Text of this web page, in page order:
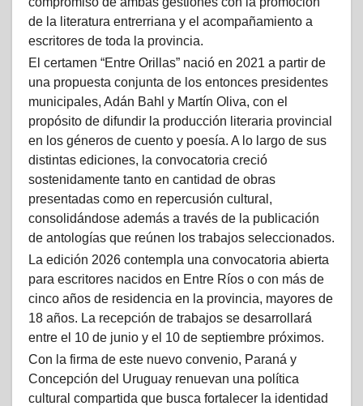
de la literatura entrerriana y el acompañamiento a
escritores de toda la provincia.
El certamen “Entre Orillas” nació en 2021 a partir de
una propuesta conjunta de los entonces presidentes
municipales, Adán Bahl y Martín Oliva, con el
propósito de difundir la producción literaria provincial
en los géneros de cuento y poesía. A lo largo de sus
distintas ediciones, la convocatoria creció
sostenidamente tanto en cantidad de obras
presentadas como en repercusión cultural,
consolidándose además a través de la publicación
de antologías que reúnen los trabajos seleccionados.
La edición 2026 contempla una convocatoria abierta
para escritores nacidos en Entre Ríos o con más de
cinco años de residencia en la provincia, mayores de
18 años. La recepción de trabajos se desarrollará
entre el 10 de junio y el 10 de septiembre próximos.
Con la firma de este nuevo convenio, Paraná y
Concepción del Uruguay renuevan una política
cultural compartida que busca fortalecer la identidad